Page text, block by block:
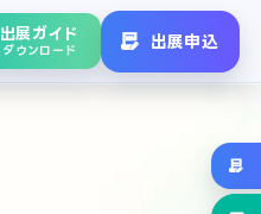
出展ガイド
ダウンロード
出展申込